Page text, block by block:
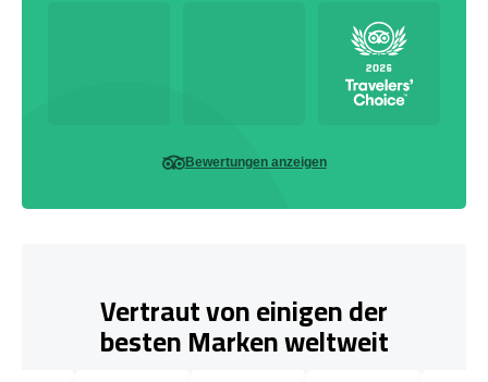
Bewertungen anzeigen
Vertraut von einigen der
besten Marken weltweit